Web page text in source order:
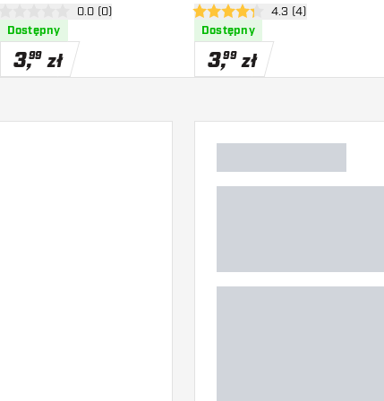
otwórz panel recenzji
0 gwiazdki oceny0.0 (0)
Dostępny
3,99 zł
otwórz panel recenzji
4.3 gwiazdki oceny
4.3 (4)
Dostępny
3,99 zł